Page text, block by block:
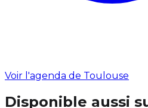
Voir l'agenda de Toulouse
Disponible aussi